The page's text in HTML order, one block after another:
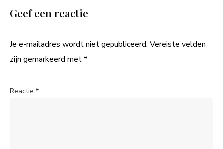
Geef een reactie
Je e-mailadres wordt niet gepubliceerd. Vereiste velden
zijn gemarkeerd met*
Reactie *